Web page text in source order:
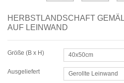
HERBSTLANDSCHAFT
AUF LEINWAND
Größe (B x H) 40x50cm
Ausgeliefert Gerollte Leinwand